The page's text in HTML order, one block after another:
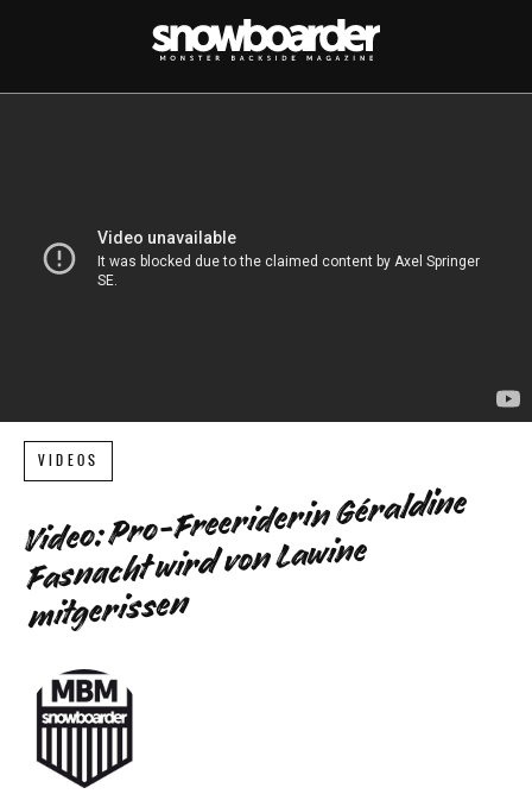
VIDEOS
Video: Pro-Freeriderin Géraldine
Fasnacht wird von Lawine
mitgerissen